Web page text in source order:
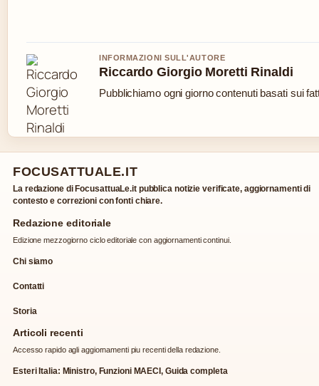
INFORMAZIONI SULL'AUTORE
Riccardo Giorgio Moretti Rinaldi
Pubblichiamo ogni giorno contenuti basati sui
FOCUSATTUALE.IT
La redazione di FocusattuaLe.it pubblica notizie verificate, aggiornamenti di
contesto e correzioni con fonti chiare.
Redazione editoriale
Edizione mezzogiorno ciclo editoriale con aggiornamenti continui.
Chi siamo
Contatti
Storia
Articoli recenti
Accesso rapido agli aggiornamenti piu recenti della redazione.
Esteri Italia: Ministro, Funzioni MAECI, Guida completa